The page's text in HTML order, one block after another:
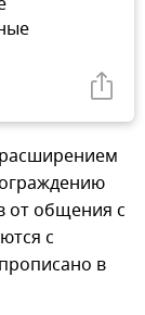
от общения с
с
в